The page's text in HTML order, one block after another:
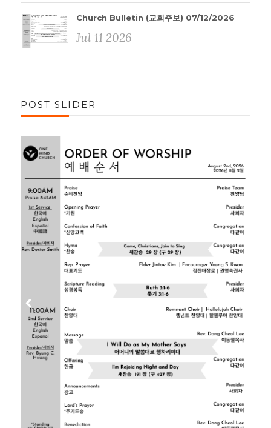
Church Bulletin (교회주보) 07/12/2026
Jul 11 2026
POST SLIDER